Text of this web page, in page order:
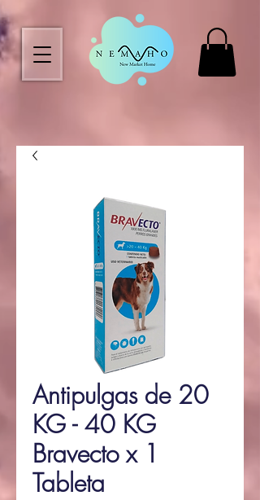
Antipulgas de 20
KG - 40 KG
Bravecto x 1
Tableta